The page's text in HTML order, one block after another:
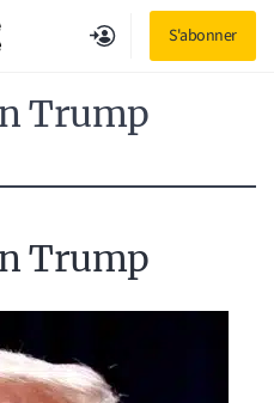
S'abonner
Trump
Trump